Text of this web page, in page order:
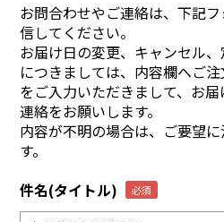
お問合わせやご連絡は、下記
信してください。
お届け日の変更、キャンセル
につきましては、内容欄へご
をご入力いただきまして、お
連絡をお願いします。
内容が不明の場合は、ご要望
す。
件名(タイトル)